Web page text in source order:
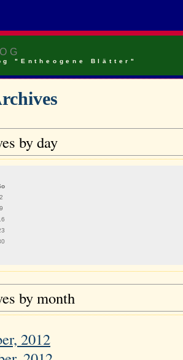
"Entheogene Blätter"
by day
2
9
by month
2012